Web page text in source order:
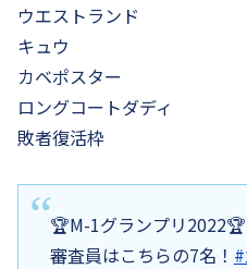
ウエストランド
キュウ
カベポスター
ロングコートダディ
敗者復活枠
🏆M-1グランプリ2022🏆
審査員はこちらの7名！